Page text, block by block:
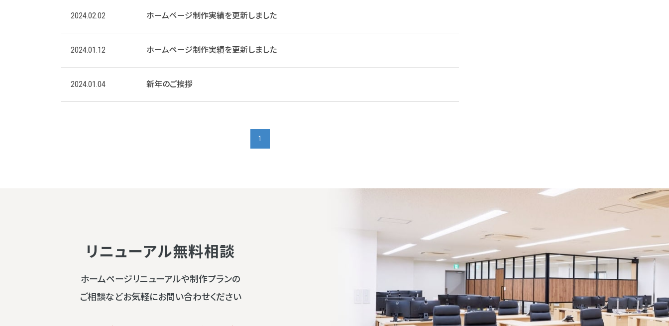
2024.02.02 ホームページ制作実績を更新しました
2024.01.12 ホームページ制作実績を更新しました
2024.01.04 新年のご挨拶
1
リニューアル無料相談
ホームページリニューアルや制作プランの
ご相談などお気軽にお問い合わせください